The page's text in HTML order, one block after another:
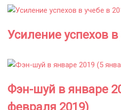
Усиление успехов
Фэн-шуй в январе
февраля 2019)